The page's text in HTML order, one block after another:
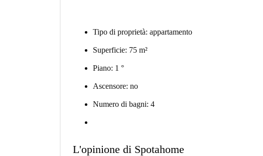
Tipo di proprietà: appartamento
Superficie: 75 m²
Piano: 1 °
Ascensore: no
Numero di bagni: 4
L'opinione di Spotahome